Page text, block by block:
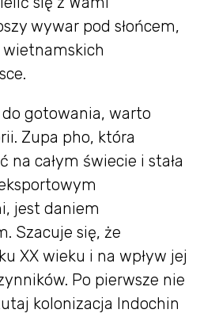
wywar pod słońcem,
gotowania, warto
Zupa pho, która
na całym świecie i stała
jest daniem
Szacuje się, że
XX wieku i na wpływ jej
Po pierwsze nie
kolonizacja Indochin